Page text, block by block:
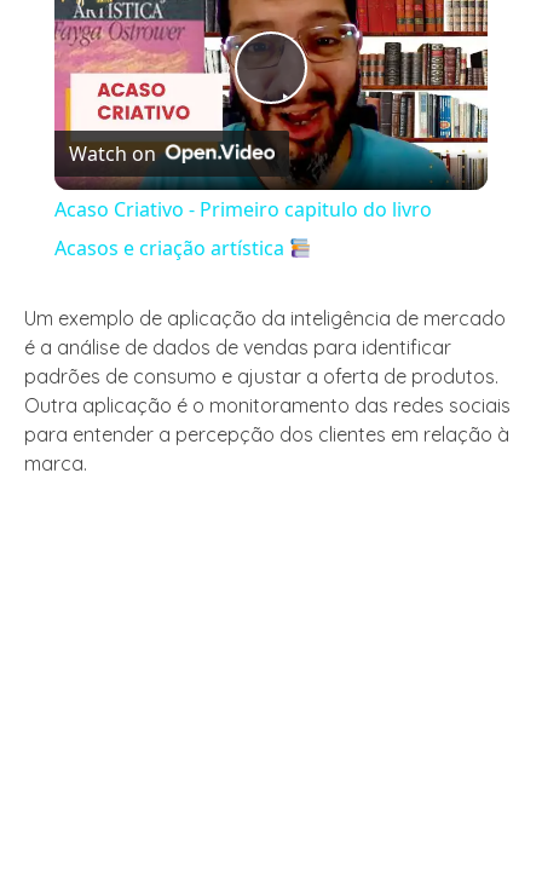
Play
Video
Watch on
Acaso Criativo - Primeiro capitulo do livro
Acasos e criação artística
Um exemplo de aplicação da inteligência de mercado
é a análise de dados de vendas para identificar
padrões de consumo e ajustar a oferta de produtos.
Outra aplicação é o monitoramento das redes sociais
para entender a percepção dos clientes em relação à
marca.